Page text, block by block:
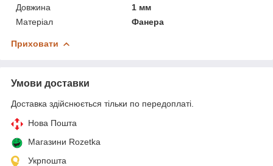
Довжина
1 мм
Матеріал
Фанера
Приховати
Умови доставки
Доставка здійснюється тільки по передоплаті.
Нова Пошта
Магазини Rozetka
Укрпошта